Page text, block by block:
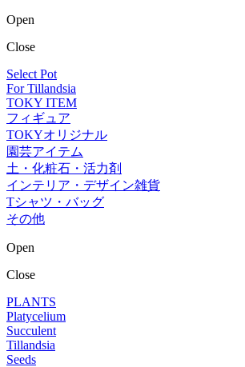
Open
Close
Select Pot
For Tillandsia
TOKY ITEM
フィギュア
TOKYオリジナル
園芸アイテム
土・化粧石・活力剤
インテリア・デザイン雑貨
Tシャツ・バッグ
その他
Open
Close
PLANTS
Platycelium
Succulent
Tillandsia
Seeds